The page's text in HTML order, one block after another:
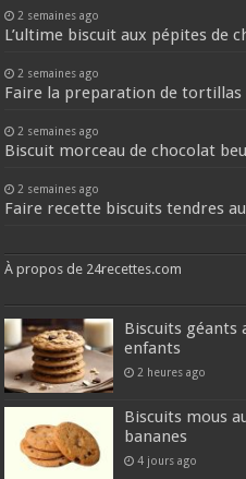
2 semaines ago
L’ultime biscuit aux pépites de
2 semaines ago
Faire la preparation de tortillas
2 semaines ago
Biscuit morceau de chocolat
2 semaines ago
Faire recette biscuits tendres
À propos de 24recettes.com
Biscuits géants
enfants
2 heures ago
Biscuits mous
bananes
4 jours ago